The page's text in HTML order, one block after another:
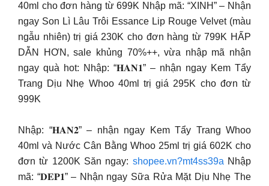
40ml cho đơn hàng từ 699K Nhập mã: “XINH” – Nhận
ngay Son Lì Lâu Trôi Essance Lip Rouge Velvet (màu
ngẫu nhiên) trị giá 230K cho đơn hàng từ 799K HẤP
DẪN HƠN, sale khủng 70%++, vừa nhập mã nhận
ngay quà hot: Nhập: “𝐇𝐀𝐍𝟏” – nhận ngay Kem Tẩy
Trang Dịu Nhẹ Whoo 40ml trị giá 295K cho đơn từ
999K
Nhập: “𝐇𝐀𝐍𝟐” – nhận ngay Kem Tẩy Trang Whoo
40ml và Nước Cân Bằng Whoo 25ml trị giá 602K cho
đơn từ 1200K Săn ngay: shopee.vn?mt4ss39a Nhập
mã: “𝐃𝐄𝐏𝟏” – Nhận ngay Sữa Rửa Mặt Dịu Nhẹ The